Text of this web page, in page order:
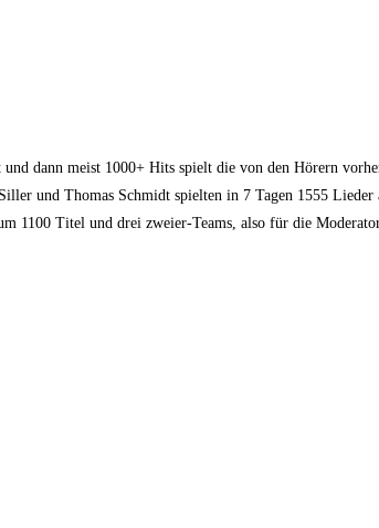
dann meist 1000+ Hits spielt die von den Hörern
und Thomas Schmidt spielten in 7 Tagen 1555 Lieder
1100 Titel und drei zweier-Teams, also für die